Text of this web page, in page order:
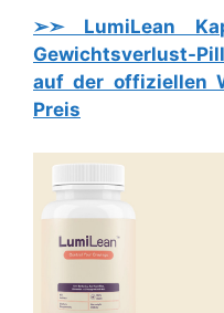
➢➣ LumiLean
Gewichtsverlust-
auf der offiziellen
Preis